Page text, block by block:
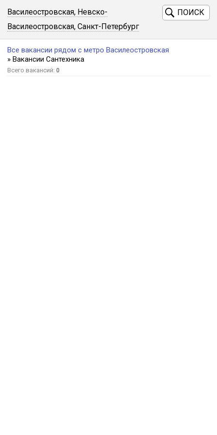
Василеостровская, Невско-
Василеостровская, Санкт-Петербург
ПОИСК
Все вакансии рядом с метро Василеостровская
» Вакансии Сантехника
Всего вакансий: 0